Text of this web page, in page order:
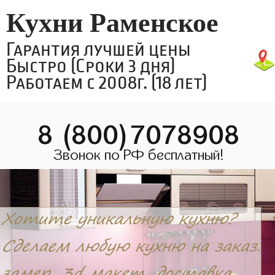
Кухни Раменское
Гарантия лучшей цены
Быстро (Сроки 3 дня)
Работаем с 2008г. (18 лет)
8 (800)7078908
Звонок по РФ бесплатный!